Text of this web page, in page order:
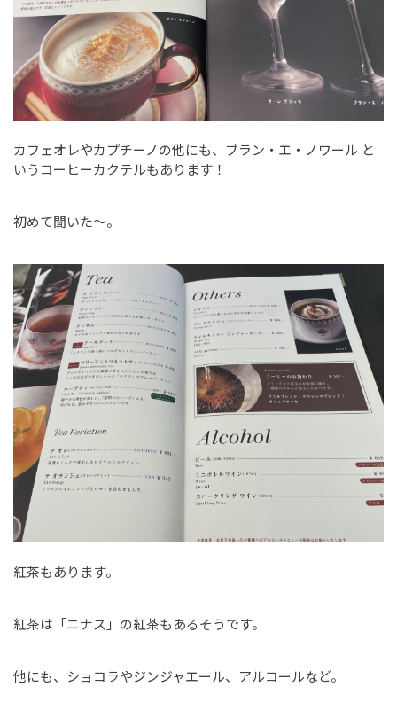
カフェオレやカプチーノの他にも、ブラン・エ・ノワール と
いうコーヒーカクテルもあります！
初めて聞いた～。
紅茶もあります。
紅茶は「ニナス」の紅茶もあるそうです。
他にも、ショコラやジンジャエール、アルコールなど。